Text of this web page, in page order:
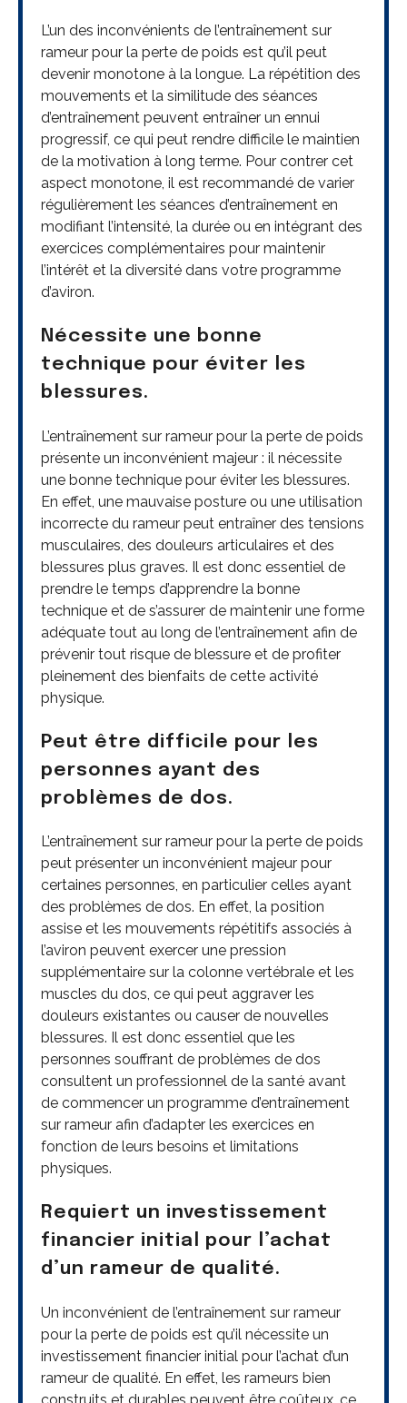
L’un des inconvénients de l’entraînement sur
rameur pour la perte de poids est qu’il peut
devenir monotone à la longue. La répétition des
mouvements et la similitude des séances
d’entraînement peuvent entraîner un ennui
progressif, ce qui peut rendre difficile le maintien
de la motivation à long terme. Pour contrer cet
aspect monotone, il est recommandé de varier
régulièrement les séances d’entraînement en
modifiant l’intensité, la durée ou en intégrant des
exercices complémentaires pour maintenir
l’intérêt et la diversité dans votre programme
d’aviron.
Nécessite une bonne
technique pour éviter les
blessures.
L’entraînement sur rameur pour la perte de poids
présente un inconvénient majeur : il nécessite
une bonne technique pour éviter les blessures.
En effet, une mauvaise posture ou une utilisation
incorrecte du rameur peut entraîner des tensions
musculaires, des douleurs articulaires et des
blessures plus graves. Il est donc essentiel de
prendre le temps d’apprendre la bonne
technique et de s’assurer de maintenir une forme
adéquate tout au long de l’entraînement afin de
prévenir tout risque de blessure et de profiter
pleinement des bienfaits de cette activité
physique.
Peut être difficile pour les
personnes ayant des
problèmes de dos.
L’entraînement sur rameur pour la perte de poids
peut présenter un inconvénient majeur pour
certaines personnes, en particulier celles ayant
des problèmes de dos. En effet, la position
assise et les mouvements répétitifs associés à
l’aviron peuvent exercer une pression
supplémentaire sur la colonne vertébrale et les
muscles du dos, ce qui peut aggraver les
douleurs existantes ou causer de nouvelles
blessures. Il est donc essentiel que les
personnes souffrant de problèmes de dos
consultent un professionnel de la santé avant
de commencer un programme d’entraînement
sur rameur afin d’adapter les exercices en
fonction de leurs besoins et limitations
physiques.
Requiert un investissement
financier initial pour l’achat
d’un rameur de qualité.
Un inconvénient de l’entraînement sur rameur
pour la perte de poids est qu’il nécessite un
investissement financier initial pour l’achat d’un
rameur de qualité. En effet, les rameurs bien